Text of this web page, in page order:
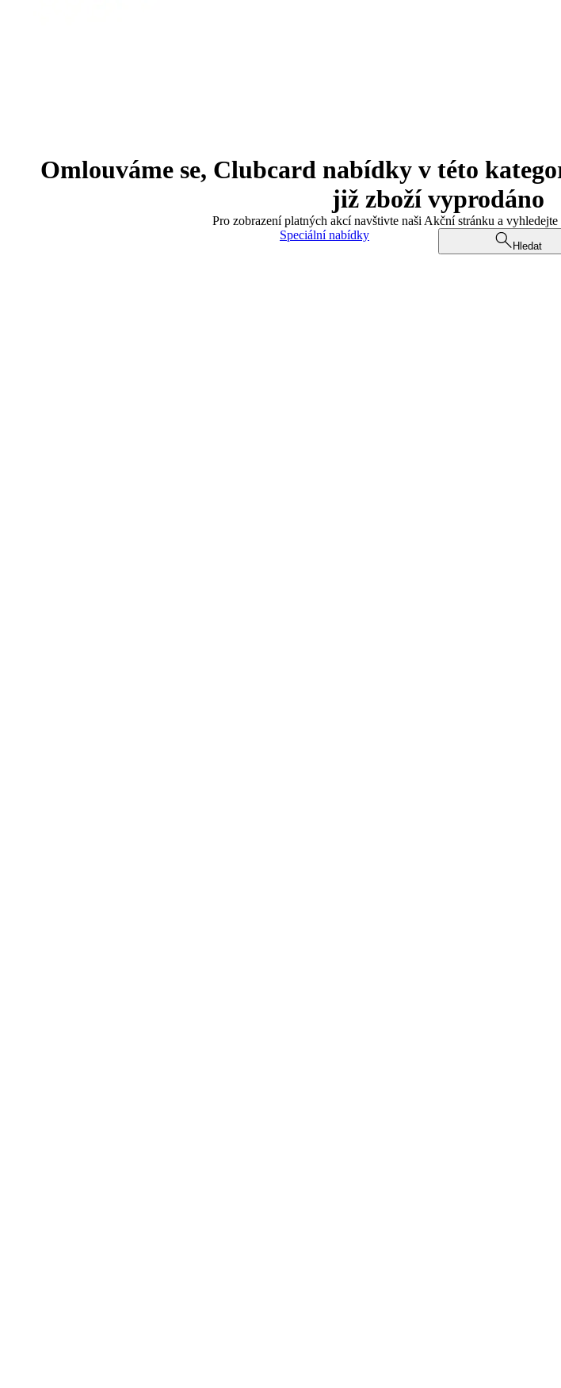
Omlouváme se, Clubcard nabídky v této
již zboží vyprodáno
Pro zobrazení platných akcí navštivte naši Akční stránku a
Speciální nabídky
Hledat